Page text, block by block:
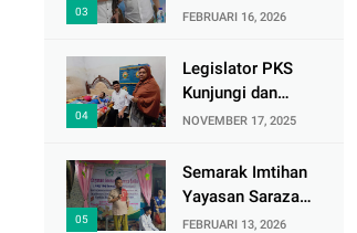
Luthfi dan Gus
Dorong Jawa
Tengah Maju
FEBRUARI 16, 2026
Legislator PKS
Kunjungi dan
Bantu Warga Duri
Parah
NOVEMBER 17, 2025
Semarak Imtihan
Yayasan Saraza
Hasana Laila,
FEBRUARI 13, 2026